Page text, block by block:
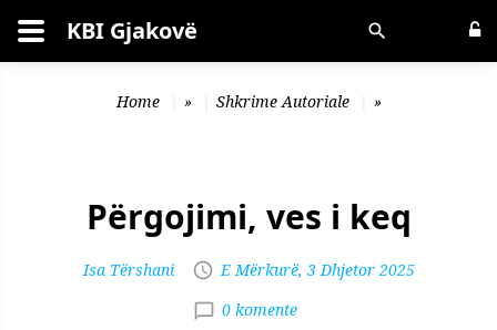
Kërko KBI Gjakovë
Home » Shkrime Autoriale »
Përgojimi, ves i keq
Isa Tërshani
E Mërkurë, 3 Dhjetor 2025
0 komente